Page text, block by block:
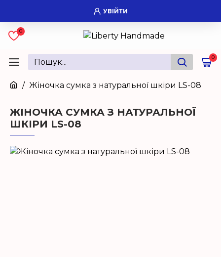
УВІЙТИ
0
0
Жіночка сумка з натуральної шкіри LS-08
ЖІНОЧКА СУМКА З НАТУРАЛЬНОЇ
ШКІРИ LS-08